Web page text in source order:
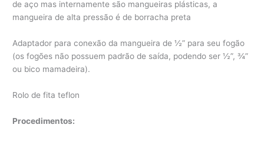
de aço mas internamente são mangueiras plásticas, a
mangueira de alta pressão é de borracha preta
Adaptador para conexão da mangueira de ½” para seu fogão
(os fogões não possuem padrão de saída, podendo ser ½”, ¾”
ou bico mamadeira).
Rolo de fita teflon
Procedimentos: